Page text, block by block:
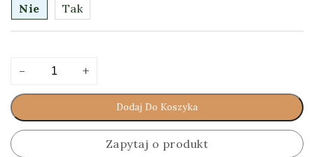
Nie
Tak
-
Kantówka
9,5x9,5x150
[cm]
Heblowana,
Fazowana
+
Dodaj Do Koszyka
Alternative:
Zapytaj o produkt